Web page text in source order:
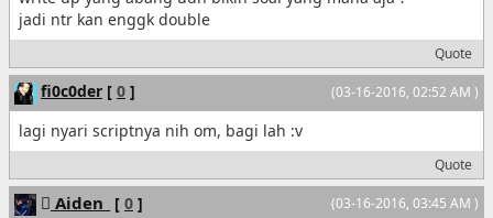
jadi ntr kan enggk double
Quote
(03-16-2016, 02:52 AM )
fi0c0der [ 0 ]
lagi nyari scriptnya nih om, bagi lah :v
Quote
(03-16-2016, 03:45 AM )
Aiden_ [ 0 ]